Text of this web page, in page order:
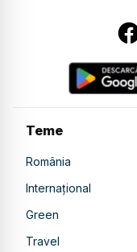
Teme
România
Internațional
Green
Travel